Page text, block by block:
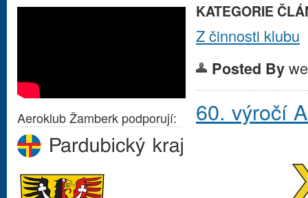
KATEGORIE
Z činnosti klubu
Posted By
60. výročí
Aeroklub Žamberk podporují: